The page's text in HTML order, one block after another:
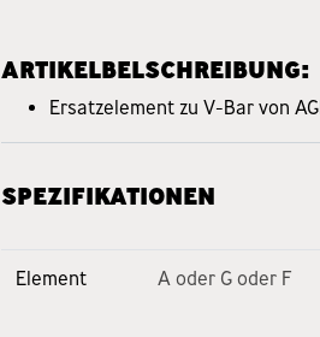
ARTIKELBELSCHREIBUNG:
Ersatzelement zu V-Bar von
SPEZIFIKATIONEN
Element A oder G oder F